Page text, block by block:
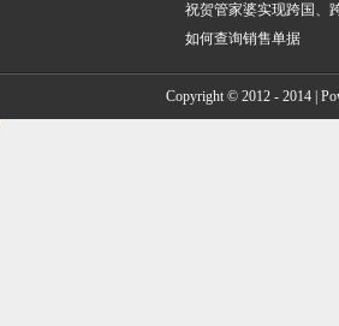
祝贺管家婆实现跨国、
解决方案
如何查询销售单据
Copyright © 2012 - 2014 |